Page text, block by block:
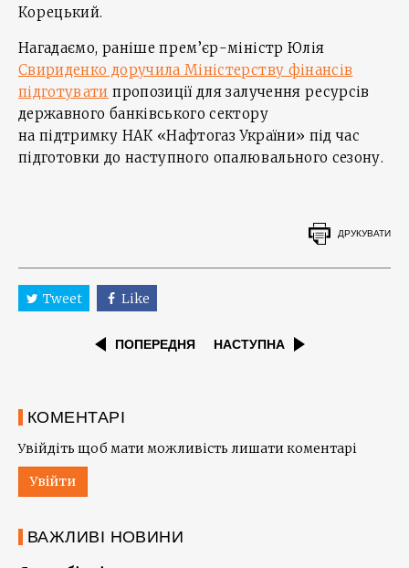
Корецький.
Нагадаємо, раніше прем’єр-міністр Юлія
Свириденко доручила Міністерству фінансів
підготувати пропозиції для залучення ресурсів
державного банківського сектору
на підтримку НАК «Нафтогаз України» під час
підготовки до наступного опалювального сезону.
ДРУКУВАТИ
Tweet Like
ПОПЕРЕДНЯ НАСТУПНА
КОМЕНТАРІ
Увійдіть щоб мати можливість лишати коментарі
Увійти
ВАЖЛИВІ НОВИНИ